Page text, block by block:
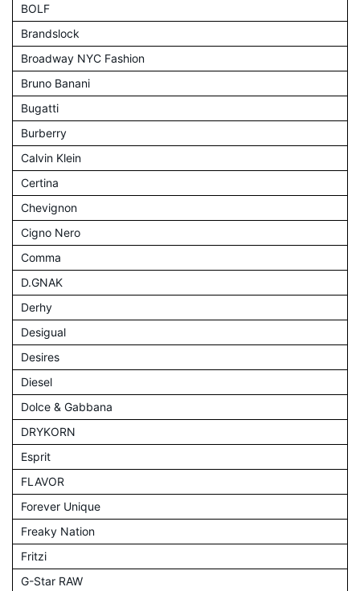
BOLF
Brandslock
Broadway NYC Fashion
Bruno Banani
Bugatti
Burberry
Calvin Klein
Certina
Chevignon
Cigno Nero
Comma
D.GNAK
Derhy
Desigual
Desires
Diesel
Dolce & Gabbana
DRYKORN
Esprit
FLAVOR
Forever Unique
Freaky Nation
Fritzi
G-Star RAW